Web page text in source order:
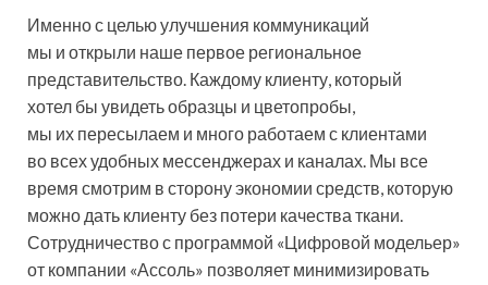
Именно с целью улучшения коммуникаций
мы и открыли наше первое региональное
представительство. Каждому клиенту, который
хотел бы увидеть образцы и цветопробы,
мы их пересылаем и много работаем с клиентами
во всех удобных мессенджерах и каналах. Мы все
время смотрим в сторону экономии средств, которую
можно дать клиенту без потери качества ткани.
Сотрудничество с программой «Цифровой модельер»
от компании «Ассоль» позволяет минимизировать